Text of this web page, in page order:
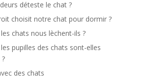
déteste le chat ?
choisit notre chat pour dormir ?
chats nous lèchent-ils ?
pupilles des chats sont-elles
des chats